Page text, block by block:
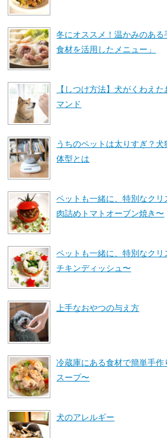
冬にオススメ！温かみのあ
食材を活用したメニュー」
【しつけ方法】犬がくわえ
マンド
うちのペットは太りすぎ？
体型とは
ペットも一緒に、特別なク
肉詰めトマトオーブン焼き〜
ペットも一緒に、特別なク
チキンディッシュ〜
上手なおやつの与え方
冷蔵庫にある食材で簡単手
スープ〜
犬のアレルギー